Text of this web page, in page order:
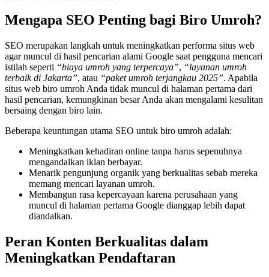
Mengapa SEO Penting bagi Biro Umroh?
SEO merupakan langkah untuk meningkatkan performa situs web
agar muncul di hasil pencarian alami Google saat pengguna mencari
istilah seperti “biaya umroh yang terpercaya”, “layanan umroh
terbaik di Jakarta”, atau “paket umroh terjangkau 2025”. Apabila
situs web biro umroh Anda tidak muncul di halaman pertama dari
hasil pencarian, kemungkinan besar Anda akan mengalami kesulitan
bersaing dengan biro lain.
Beberapa keuntungan utama SEO untuk biro umroh adalah:
Meningkatkan kehadiran online tanpa harus sepenuhnya
mengandalkan iklan berbayar.
Menarik pengunjung organik yang berkualitas sebab mereka
memang mencari layanan umroh.
Membangun rasa kepercayaan karena perusahaan yang
muncul di halaman pertama Google dianggap lebih dapat
diandalkan.
Peran Konten Berkualitas dalam
Meningkatkan Pendaftaran